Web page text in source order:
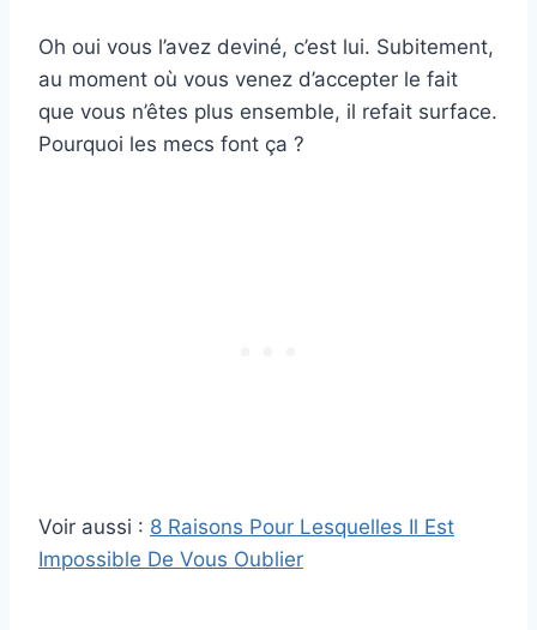
Oh oui vous l’avez deviné, c’est lui. Subitement,
au moment où vous venez d’accepter le fait
que vous n’êtes plus ensemble, il refait surface.
Pourquoi les mecs font ça ?
Voir aussi : 8 Raisons Pour Lesquelles Il Est
Impossible De Vous Oublier